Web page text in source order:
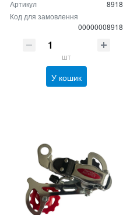
Артикул
8918
Код для замовлення
00000008918
шт
У кошик